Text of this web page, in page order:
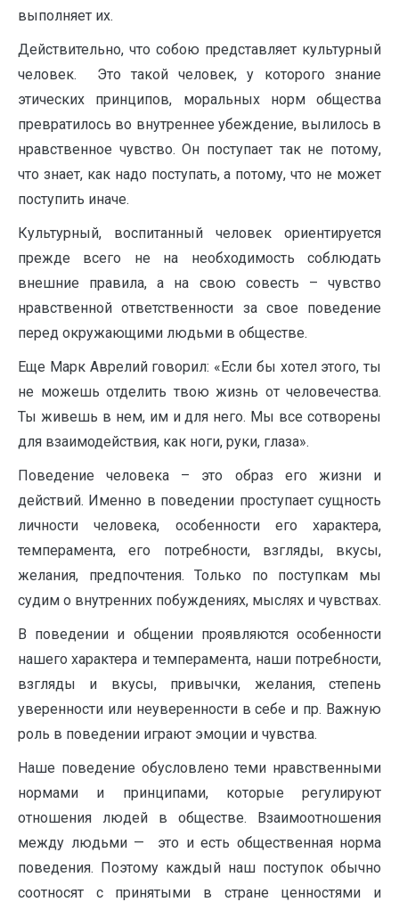
выполняет их.
Действительно, что собою представляет культурный
человек. Это такой человек, у которого знание
этических принципов, моральных норм общества
превратилось во внутреннее убеждение, вылилось в
нравственное чувство. Он поступает так не потому,
что знает, как надо поступать, а потому, что не может
поступить иначе.
Культурный, воспитанный человек ориентируется
прежде всего не на необходимость соблюдать
внешние правила, а на свою совесть – чувство
нравственной ответственности за свое поведение
перед окружающими людьми в обществе.
Еще Марк Аврелий говорил: «Если бы хотел этого, ты
не можешь отделить твою жизнь от человечества.
Ты живешь в нем, им и для него. Мы все сотворены
для взаимодействия, как ноги, руки, глаза».
Поведение человека – это образ его жизни и
действий. Именно в поведении проступает сущность
личности человека, особенности его характера,
темперамента, его потребности, взгляды, вкусы,
желания, предпочтения. Только по поступкам мы
судим о внутренних побуждениях, мыслях и чувствах.
В поведении и общении проявляются особенности
нашего характера и темперамента, наши потребности,
взгляды и вкусы, привычки, желания, степень
уверенности или неуверенности в себе и пр. Важную
роль в поведении играют эмоции и чувства.
Наше поведение обусловлено теми нравственными
нормами и принципами, которые регулируют
отношения людей в обществе. Взаимоотношения
между людьми — это и есть общественная норма
поведения. Поэтому каждый наш поступок обычно
соотносят с принятыми в стране ценностями и